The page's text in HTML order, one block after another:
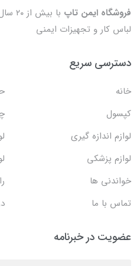
فروشگاه ایمن تاپ
با
لباس کار و تجهیزات ایمنی
دسترسی سریع
خانه
کپسول
لوازم اندازه گیری
لوازم پزشکی
خواندنی ها
تماس با ما
عضویت در خبرنامه